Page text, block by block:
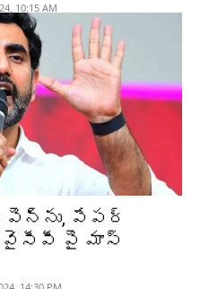
10:15 AM
: పెన్ను, పేపర్
పై మాస్